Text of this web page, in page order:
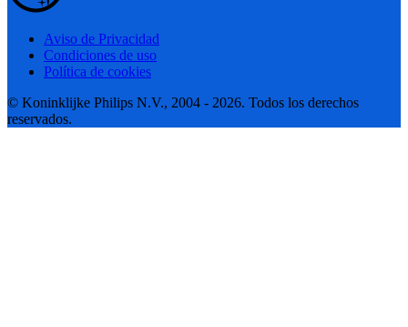
Aviso de Privacidad
Condiciones de uso
Política de cookies
© Koninklijke Philips N.V., 2004 - 2026. Todos los derechos
reservados.